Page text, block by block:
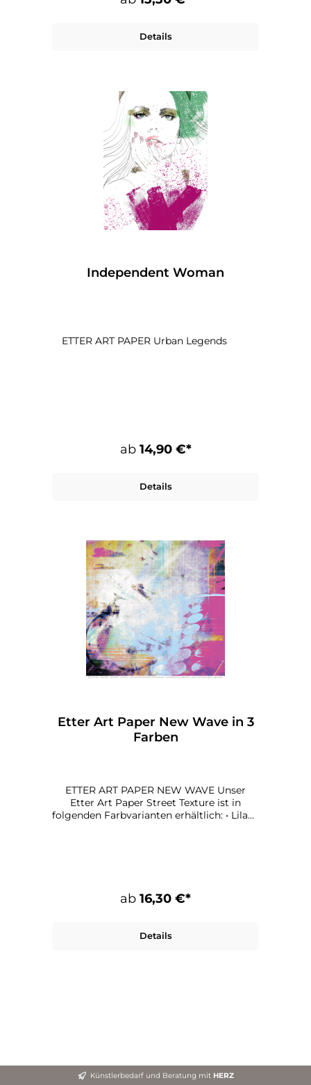
Details
Independent Woman
ab 14,90 €*
Details
Etter Art Paper New Wave in 3
Farben
ETTER ART PAPER NEW WAVE Unser
Etter Art Paper Street Texture ist in
folgenden Farbvarianten erhältlich: • Lilac •
ab 16,30 €*
Details
Künstlerbedarf und Beratung mitHERZ